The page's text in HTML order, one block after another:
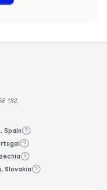
1S2,
Spain
Slovakia